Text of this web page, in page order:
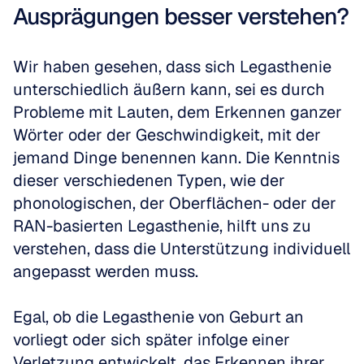
Ausprägungen besser verstehen?
Wir haben gesehen, dass sich Legasthenie
unterschiedlich äußern kann, sei es durch
Probleme mit Lauten, dem Erkennen ganzer
Wörter oder der Geschwindigkeit, mit der
jemand Dinge benennen kann. Die Kenntnis
dieser verschiedenen Typen, wie der
phonologischen, der Oberflächen- oder der
RAN-basierten Legasthenie, hilft uns zu
verstehen, dass die Unterstützung individuell
angepasst werden muss.
Egal, ob die Legasthenie von Geburt an
vorliegt oder sich später infolge einer